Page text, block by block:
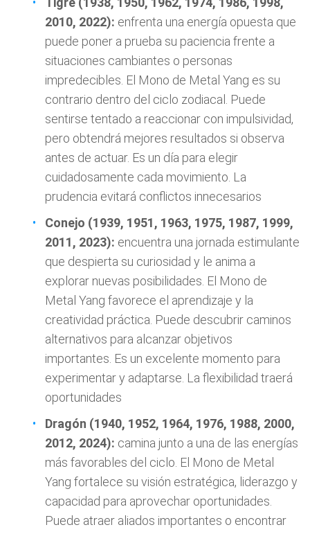
2010, 2022): enfrenta una energía opuesta que
puede poner a prueba su paciencia frente a
situaciones cambiantes o personas
impredecibles. El Mono de Metal Yang es su
contrario dentro del ciclo zodiacal. Puede
sentirse tentado a reaccionar con impulsividad,
pero obtendrá mejores resultados si observa
antes de actuar. Es un día para elegir
cuidadosamente cada movimiento. La
prudencia evitará conflictos innecesarios
Conejo (1939, 1951, 1963, 1975, 1987, 1999,
2011, 2023): encuentra una jornada estimulante
que despierta su curiosidad y le anima a
explorar nuevas posibilidades. El Mono de
Metal Yang favorece el aprendizaje y la
creatividad práctica. Puede descubrir caminos
alternativos para alcanzar objetivos
importantes. Es un excelente momento para
experimentar y adaptarse. La flexibilidad traerá
oportunidades
Dragón (1940, 1952, 1964, 1976, 1988, 2000,
2012, 2024): camina junto a una de las energías
más favorables del ciclo. El Mono de Metal
Yang fortalece su visión estratégica, liderazgo y
capacidad para aprovechar oportunidades.
Puede atraer aliados importantes o encontrar